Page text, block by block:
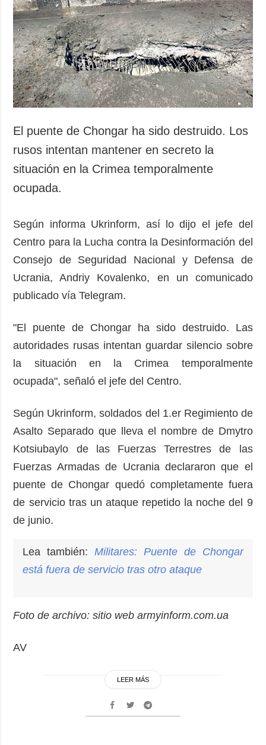
El puente de Chongar ha sido destruido. Los
rusos intentan mantener en secreto la
situación en la Crimea temporalmente
ocupada.
Según informa Ukrinform, así lo dijo el jefe del
Centro para la Lucha contra la Desinformación del
Consejo de Seguridad Nacional y Defensa de
Ucrania, Andriy Kovalenko, en un comunicado
publicado vía Telegram.
"El puente de Chongar ha sido destruido. Las
autoridades rusas intentan guardar silencio sobre
la situación en la Crimea temporalmente
ocupada", señaló el jefe del Centro.
Según Ukrinform, soldados del 1.er Regimiento de
Asalto Separado que lleva el nombre de Dmytro
Kotsiubaylo de las Fuerzas Terrestres de las
Fuerzas Armadas de Ucrania declararon que el
puente de Chongar quedó completamente fuera
de servicio tras un ataque repetido la noche del 9
de junio.
Lea también:
Militares: Puente de Chongar
está fuera de servicio tras otro ataque
Foto de archivo: sitio web armyinform.com.ua
AV
LEER MÁS